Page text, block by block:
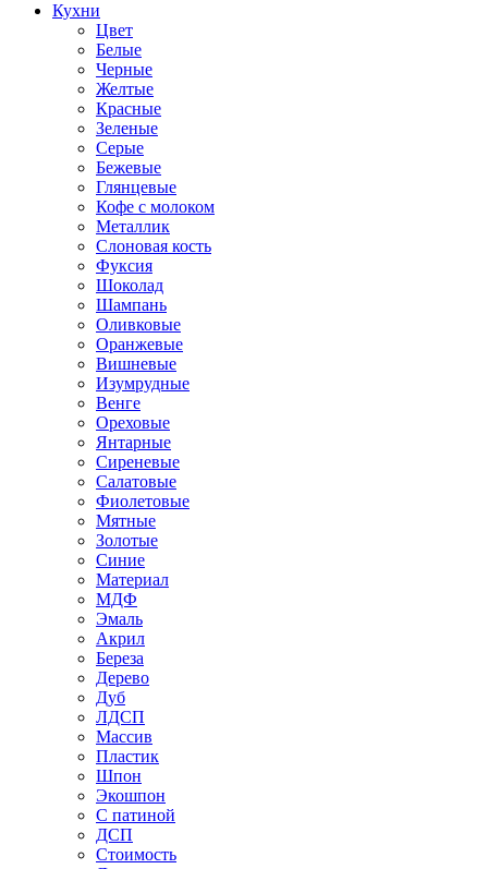
Кухни
Цвет
Белые
Черные
Желтые
Красные
Зеленые
Серые
Бежевые
Глянцевые
Кофе с молоком
Металлик
Слоновая кость
Фуксия
Шоколад
Шампань
Оливковые
Оранжевые
Вишневые
Изумрудные
Венге
Ореховые
Янтарные
Сиреневые
Салатовые
Фиолетовые
Мятные
Золотые
Синие
Материал
МДФ
Эмаль
Акрил
Береза
Дерево
Дуб
ЛДСП
Массив
Пластик
Шпон
Экошпон
С патиной
ДСП
Стоимость